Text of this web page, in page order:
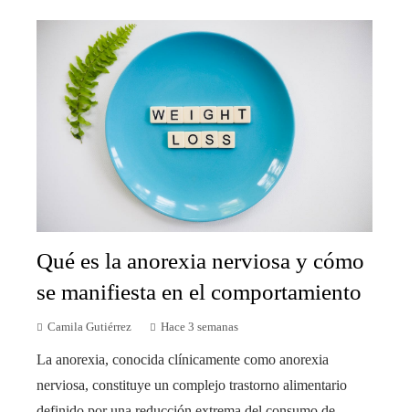
Qué es la anorexia nerviosa y cómo
se manifiesta en el comportamiento
Camila Gutiérrez Hace 3 semanas
La anorexia, conocida clínicamente como anorexia
nerviosa, constituye un complejo trastorno alimentario